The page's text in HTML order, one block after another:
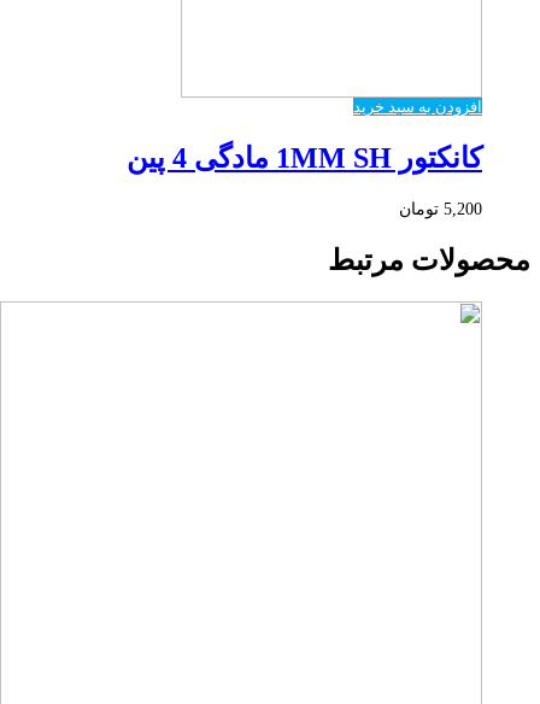
افزودن به سبد خرید
کانکتور 1MM SH مادگی 4 پین
5,200 تومان
محصولات مرتبط